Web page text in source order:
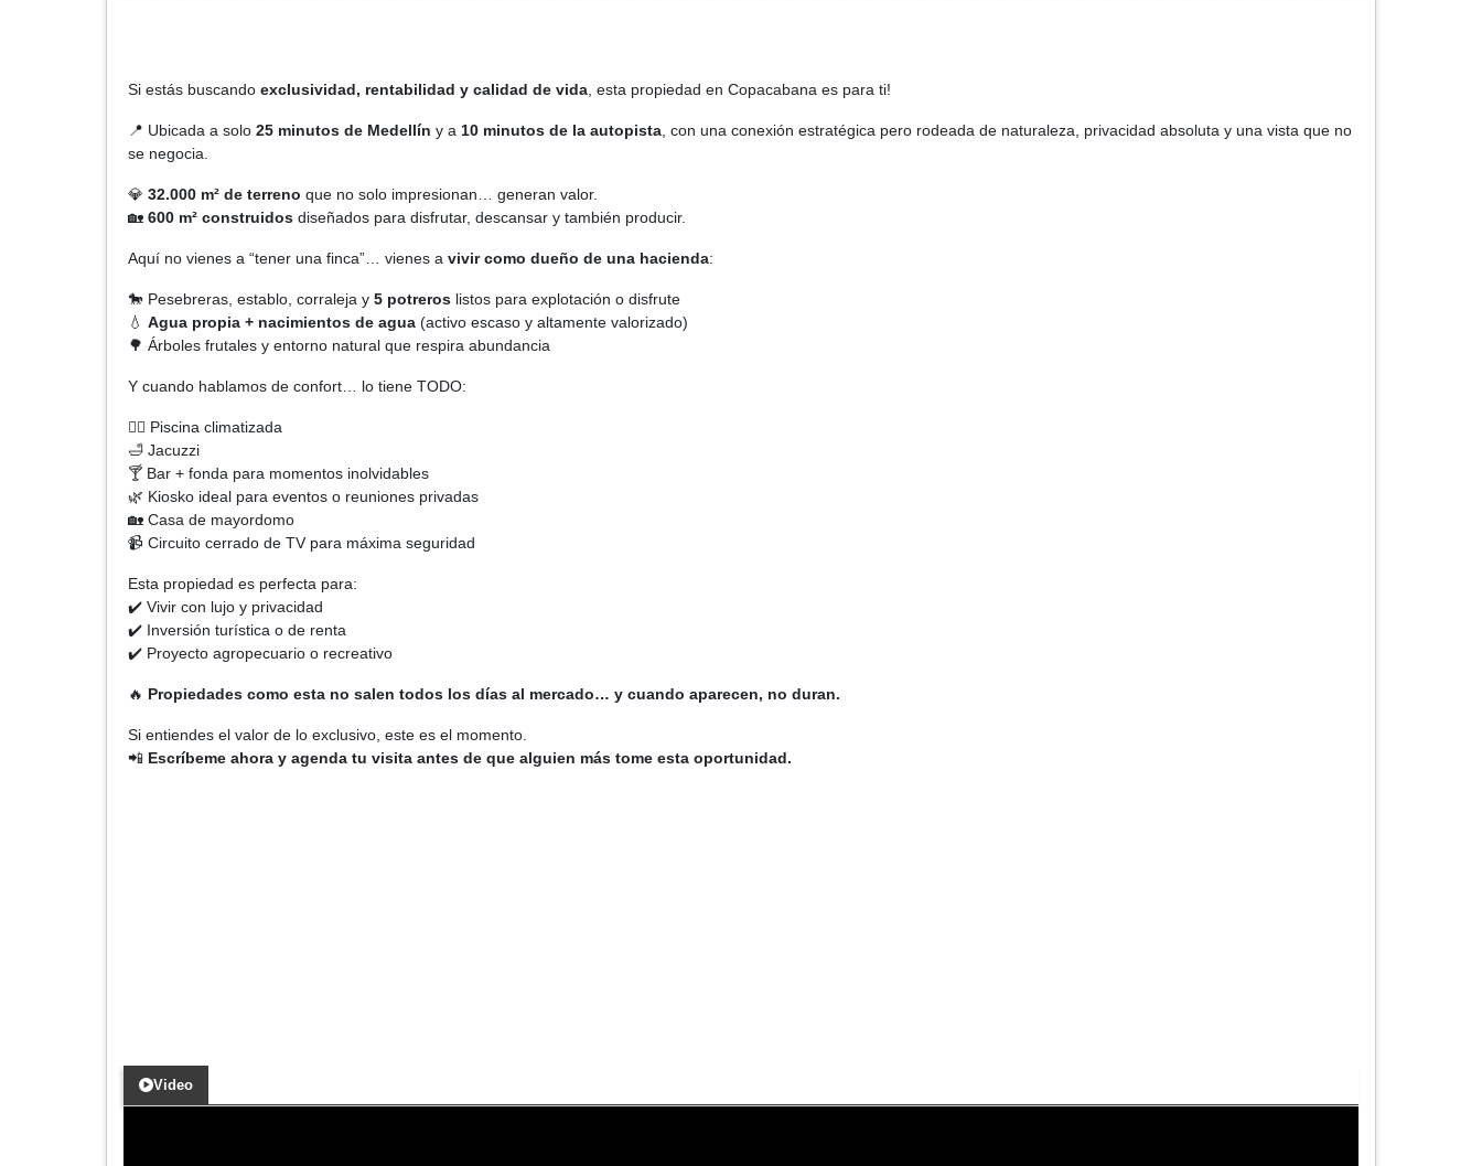
Si estás buscando exclusividad, rentabilidad y calidad de vida , esta propiedad en Copacabana es para ti!
📍 Ubicada a solo 25 minutos de Medellín y a 10 minutos de la autopista , con una conexión estratégica pero rodeada de naturaleza, privacidad absoluta y una vista que no
se negocia.
💎 32.000 m² de terreno que no solo impresionan… generan valor.
🏡 600 m² construidos diseñados para disfrutar, descansar y también producir.
Aquí no vienes a “tener una finca”… vienes a vivir como dueño de una hacienda:
🐎 Pesebreras, establo, corraleja y 5 potreros listos para explotación o disfrute
💧 Agua propia + nacimientos de agua (activo escaso y altamente valorizado)
🌳 Árboles frutales y entorno natural que respira abundancia
Y cuando hablamos de confort… lo tiene TODO:
🏊‍♂️ Piscina climatizada
🛁 Jacuzzi
🍸 Bar + fonda para momentos inolvidables
🌿 Kiosko ideal para eventos o reuniones privadas
🏡 Casa de mayordomo
📹 Circuito cerrado de TV para máxima seguridad
Esta propiedad es perfecta para:
✔️ Vivir con lujo y privacidad
✔️ Inversión turística o de renta
✔️ Proyecto agropecuario o recreativo
🔥 Propiedades como esta no salen todos los días al mercado… y cuando aparecen, no duran.
Si entiendes el valor de lo exclusivo, este es el momento.
📲 Escríbeme ahora y agenda tu visita antes de que alguien más tome esta oportunidad.
Video